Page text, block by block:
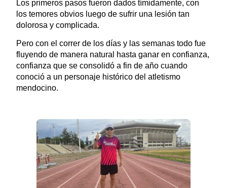
Los primeros pasos fueron dados tímidamente, con
los temores obvios luego de sufrir una lesión tan
dolorosa y complicada.
Pero con el correr de los días y las semanas todo fue
fluyendo de manera natural hasta ganar en confianza,
confianza que se consolidó a fin de año cuando
conoció a un personaje histórico del atletismo
mendocino.